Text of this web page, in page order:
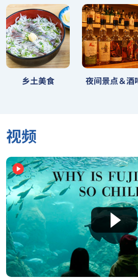
乡土美食 夜间景点＆酒
视频